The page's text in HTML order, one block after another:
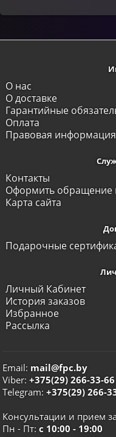
О нас
О доставке
Гарантийные
Оплата
Правовая информация
Контакты
Оформить обращение
Карта сайта
Подарочные
Личный Кабинет
История заказов
Избранное
Рассылка
Email: mail@fpc.by
Viber:+375(29) 266-33-66
Telegram:+375(29) 266-
Консультации и прием
Пн - Пт:с 10:00 - 19:00